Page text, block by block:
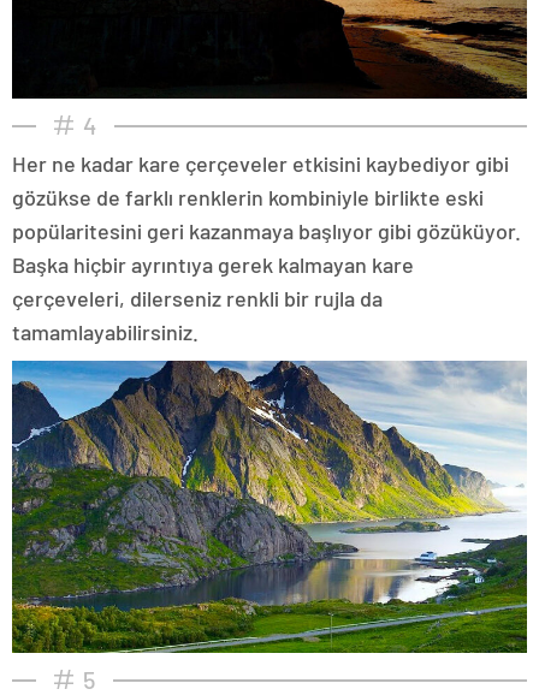
4
Her ne kadar kare çerçeveler etkisini kaybediyor gibi
gözükse de farklı renklerin kombiniyle birlikte eski
popülaritesini geri kazanmaya başlıyor gibi gözüküyor.
Başka hiçbir ayrıntıya gerek kalmayan kare
çerçeveleri, dilerseniz renkli bir rujla da
tamamlayabilirsiniz.
5